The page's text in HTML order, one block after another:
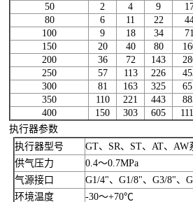
50
2 4 9
80
6 11 22
100
9 18 34 71
150
20 40 80
200
36 72 143
250
57 113 226
300
81 163 325
350
110 221 443
400
150 303 605
执行器参数
执行器型号
GT、SR、ST、AT、
供气压力
0.4～0.7MPa
气源接口
G1/4"、G1/8"、G3/8"、
环境温度
-30～+70℃